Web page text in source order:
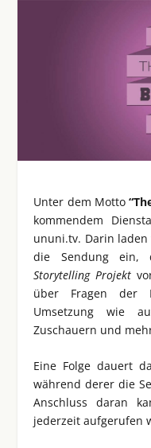
Unter dem Motto
kommendem
ununi.tv. Darin
die Sendung ein,
Storytelling Projekt
über Fragen der
Umsetzung wie
Zuschauern und
Eine Folge dauert
während derer die
Anschluss daran
jederzeit aufgerufen